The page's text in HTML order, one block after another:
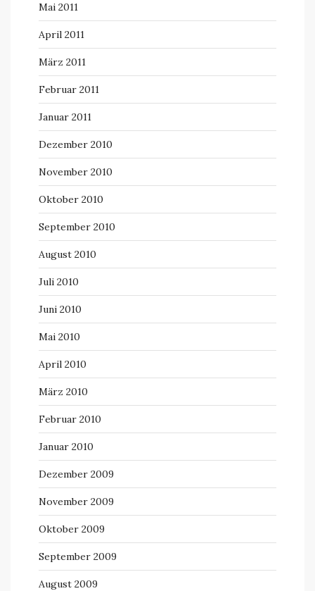
Mai 2011
April 2011
März 2011
Februar 2011
Januar 2011
Dezember 2010
November 2010
Oktober 2010
September 2010
August 2010
Juli 2010
Juni 2010
Mai 2010
April 2010
März 2010
Februar 2010
Januar 2010
Dezember 2009
November 2009
Oktober 2009
September 2009
August 2009